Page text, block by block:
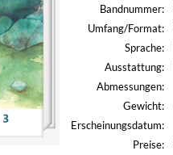
Bandnummer:
Umfang/Format:
Sprache:
Ausstattung:
Abmessungen:
Gewicht:
Erscheinungsdatum:
Preise: